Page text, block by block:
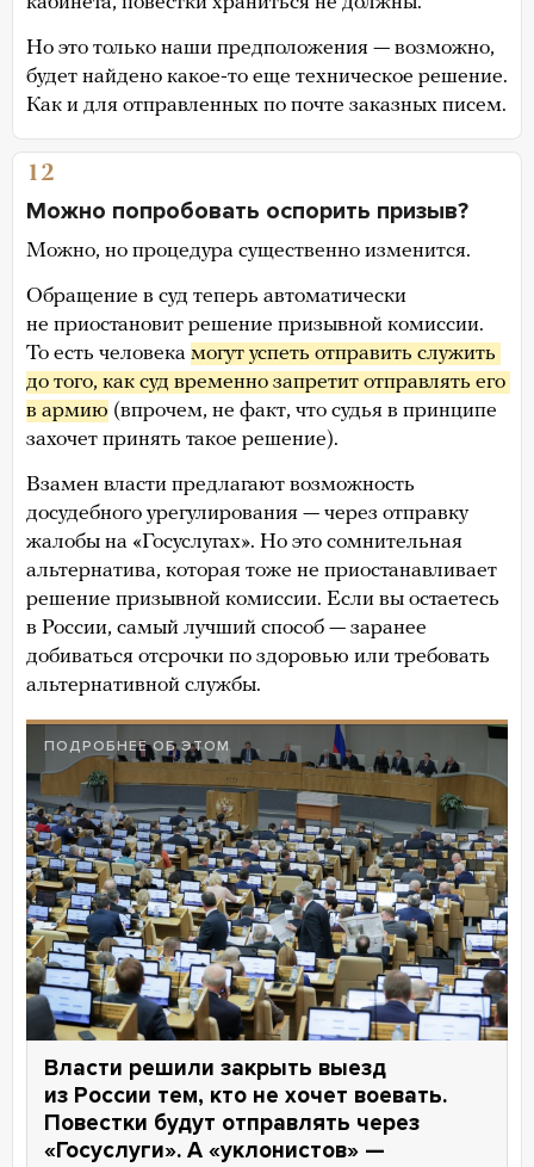
Но это только наши предположения — возможно,
будет найдено какое-то еще техническое решение.
Как и для отправленных по почте заказных писем.
12
Можно попробовать оспорить призыв?
Можно, но процедура существенно изменится.
Обращение в суд теперь автоматически
не приостановит решение призывной комиссии.
То есть человека могут успеть отправить служить
до того, как суд временно запретит отправлять его
в армию (впрочем, не факт, что судья в принципе
захочет принять такое решение).
Взамен власти предлагают возможность
досудебного урегулирования — через отправку
жалобы на «Госуслугах». Но это сомнительная
альтернатива, которая тоже не приостанавливает
решение призывной комиссии. Если вы остаетесь
в России, самый лучший способ — заранее
добиваться отсрочки по здоровью или требовать
альтернативной службы.
ПОДРОБНЕЕ ОБ ЭТОМ
Власти решили закрыть выезд
из России тем, кто не хочет воевать.
Повестки будут отправлять через
«Госуслуги». А «уклонистов» —